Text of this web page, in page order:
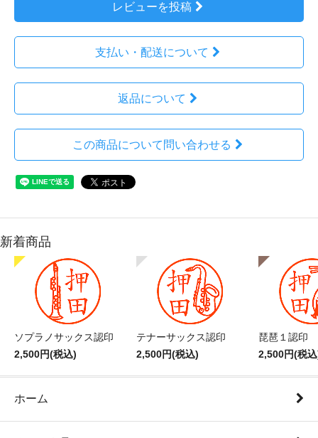
レビューを投稿
支払い・配送について
返品について
この商品について問い合わせる
新着商品
ソプラノサックス認印
2,500円(税込)
テナーサックス認印
2,500円(税込)
琵琶１認印
2,500円(税
ホーム